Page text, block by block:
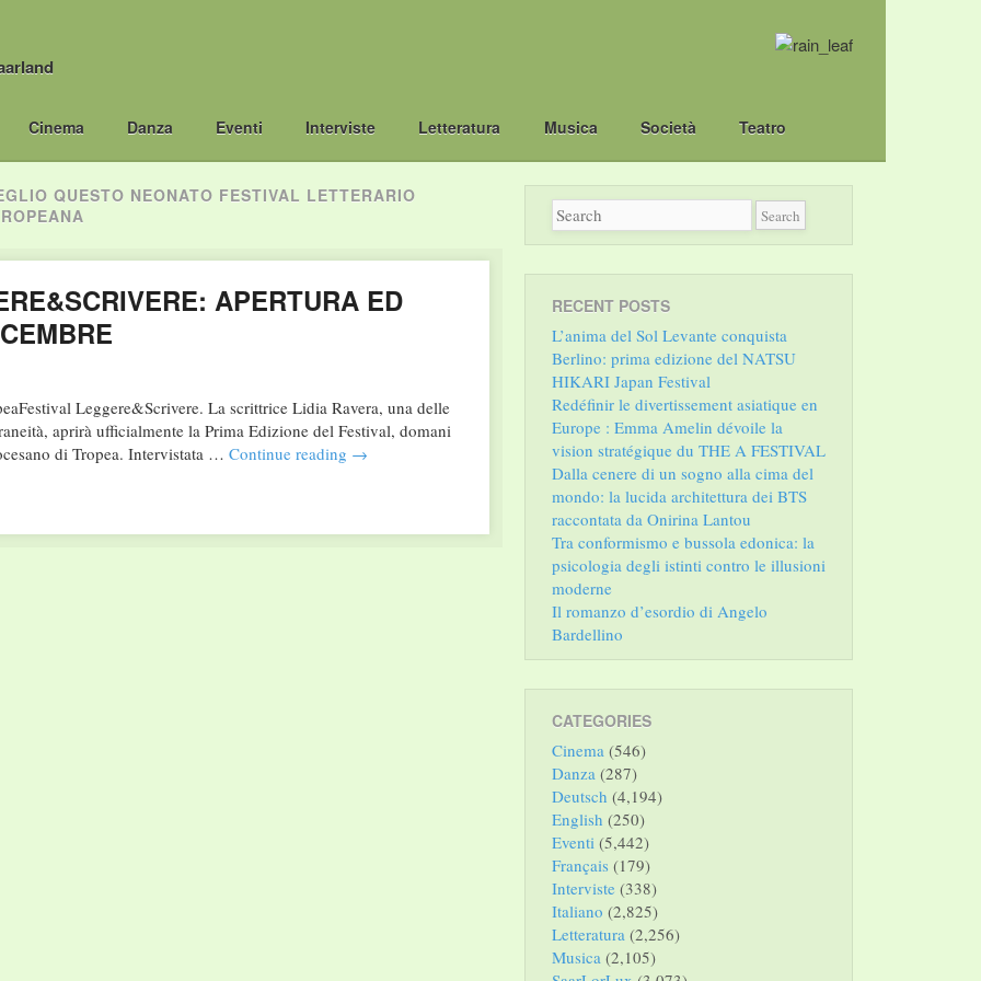
Cinema Danza Eventi Interviste Letteratura Musica Società Teatro
QUESTO NEONATO FESTIVAL LETTERARIO
APERTURA ED
Leggere&Scrivere. La scrittrice Lidia Ravera, una delle
aprirà ufficialmente la Prima Edizione del Festival, domani
di Tropea. Intervistata … Continue reading →
RECENT POSTS
L’anima del Sol Levante conquista
Berlino: prima edizione del NATSU
HIKARI Japan Festival
Redéfinir le divertissement asiatique en
Europe : Emma Amelin dévoile la
vision stratégique du THE A FESTIVAL
Dalla cenere di un sogno alla cima del
mondo: la lucida architettura dei BTS
raccontata da Onirina Lantou
Tra conformismo e bussola edonica: la
psicologia degli istinti contro le illusioni
moderne
Il romanzo d’esordio di Angelo
Bardellino
CATEGORIES
Cinema (546)
Danza (287)
Deutsch (4,194)
English (250)
Eventi (5,442)
Français (179)
Interviste (338)
Italiano (2,825)
Letteratura (2,256)
Musica (2,105)